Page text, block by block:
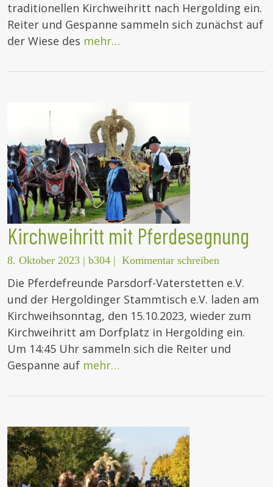
traditionellen Kirchweihritt nach Hergolding ein.
Reiter und Gespanne sammeln sich zunächst auf
der Wiese des mehr…
Kirchweihritt mit Pferdesegnung
8. Oktober 2023 | b304 | Kommentar schreiben
Die Pferdefreunde Parsdorf-Vaterstetten e.V.
und der Hergoldinger Stammtisch e.V. laden am
Kirchweihsonntag, den 15.10.2023, wieder zum
Kirchweihritt am Dorfplatz in Hergolding ein.
Um 14:45 Uhr sammeln sich die Reiter und
Gespanne auf mehr…